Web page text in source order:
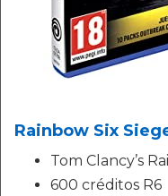
Rainbow Six
Tom Clancy’s
600 créditos R6